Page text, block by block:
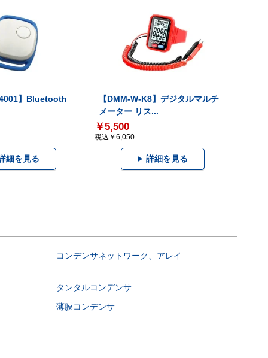
】Bluetooth
細を見る
【DMM-W-K8】デジタルマルチ
メーター リス...
￥5,500
税込￥6,050
詳細を見る
コンデンサネットワーク、アレイ
タンタルコンデンサ
薄膜コンデンサ